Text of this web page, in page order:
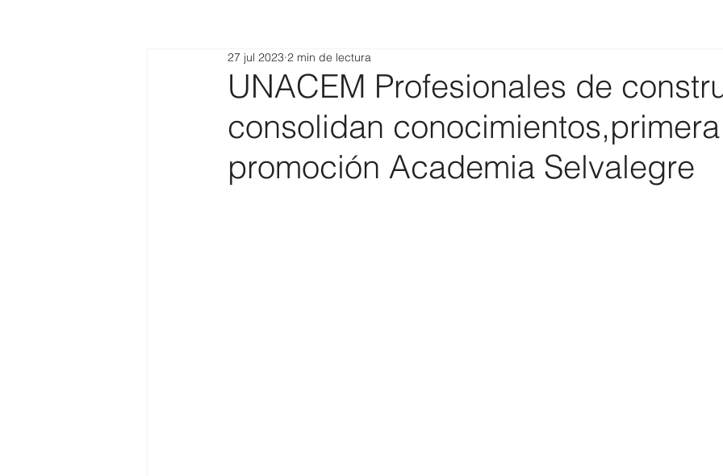
UNACEM Profesionales de
consolidan conocimientos,primera
promoción Academia Selvalegre
27 jul 2023 2 min de lectura